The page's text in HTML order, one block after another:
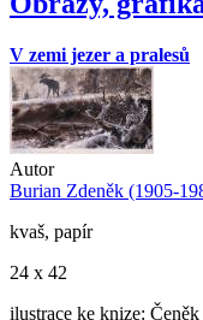
V zemi jezer a pralesů
Autor
Burian Zdeněk (1905-
kvaš, papír
24 x 42
ilustrace ke knize: